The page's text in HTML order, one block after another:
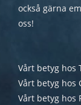
också gärna
oss!
Vårt betyg hos
Vårt betyg hos
Vårt betyg hos